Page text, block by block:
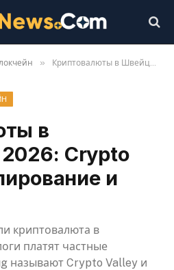
» Криптовалюты в Швейцарии 2026: Crypto Valley, регулирование и налоги
в
Crypto
и
криптовалюта в
платят частные
называют Crypto Valley и